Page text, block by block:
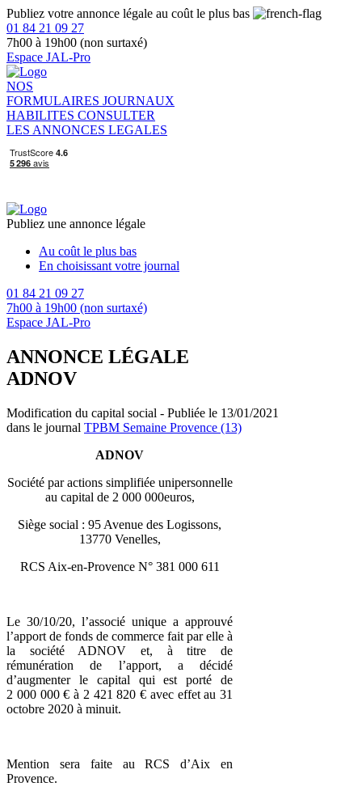
Publiez votre annonce légale au coût le plus bas
01 84 21 09 27
7h00 à 19h00 (non surtaxé)
Espace JAL-Pro
NOS
FORMULAIRES JOURNAUX
HABILITES CONSULTER
LES ANNONCES LEGALES
Publiez une annonce légale
Au coût le plus bas
En choisissant votre journal
01 84 21 09 27
7h00 à 19h00 (non surtaxé)
Espace JAL-Pro
ANNONCE LÉGALE
ADNOV
Modification du capital social - Publiée le 13/01/2021
dans le journal TPBM Semaine Provence (13)
ADNOV
Société par actions simplifiée unipersonnelle
au capital de 2 000 000euros,
Siège social : 95 Avenue des Logissons,
13770 Venelles,
RCS Aix-en-Provence N° 381 000 611
Le 30/10/20, l’associé unique a approuvé
l’apport de fonds de commerce fait par elle à
la société ADNOV et, à titre de
rémunération de l’apport, a décidé
d’augmenter le capital qui est porté de
2 000 000 € à 2 421 820 € avec effet au 31
octobre 2020 à minuit.
Mention sera faite au RCS d’Aix en
Provence.